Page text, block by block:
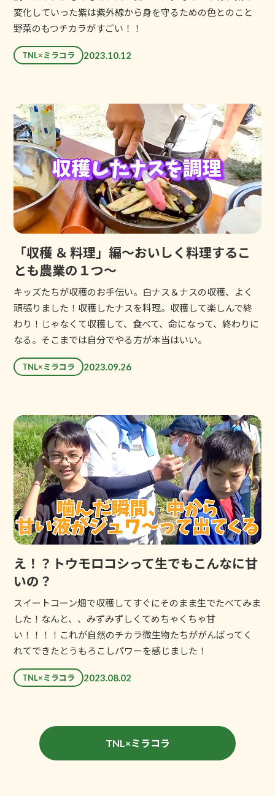
変化していった紫は紫外線から身を守るための色とのこと
野菜のもつチカラがすごい！！
TNL×ミラコラ 2023.10.12
「収穫 ＆ 料理」編〜おいしく料理するこ
とも農業の１つ〜
キッズたちが収穫のお手伝い。白ナス＆ナスの収穫、よく
頑張りました！収穫したナスを料理。収穫して楽しんで終
わり！じゃなくて収穫して、食べて、命になって、終わりに
なる。そこまでは自分でやる方が本当はいい。
TNL×ミラコラ 2023.09.26
え！？トウモロコシって生でもこんなに甘
いの？
スイートコーン畑で収穫してすぐにそのまま生でたべてみま
した！なんと、、みずみずしくてめちゃくちゃ甘
い！！！！これが自然のチカラ微生物たちががんばってく
れてできたとうもろこしパワーを感じました！
TNL×ミラコラ 2023.08.02
TNL×ミラコラ